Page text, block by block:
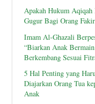
Apakah Hukum Aqiqah
Gugur Bagi Orang
Imam Al-Ghazali
“Biarkan Anak
Berkembang Sesuai
5 Hal Penting yang
Diajarkan Orang Tua
Anak